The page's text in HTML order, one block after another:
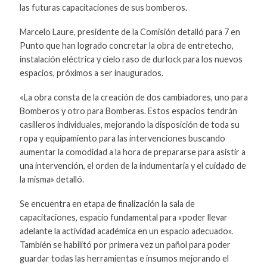
las futuras capacitaciones de sus bomberos.
Marcelo Laure, presidente de la Comisión detalló para 7 en
Punto que han logrado concretar la obra de entretecho,
instalación eléctrica y cielo raso de durlock para los nuevos
espacios, próximos a ser inaugurados.
«La obra consta de la creación de dos cambiadores, uno para
Bomberos y otro para Bomberas. Estos espacios tendrán
casilleros individuales, mejorando la disposición de toda su
ropa y equipamiento para las intervenciones buscando
aumentar la comodidad a la hora de prepararse para asistir a
una intervención, el orden de la indumentaria y el cuidado de
la misma» detalló.
Se encuentra en etapa de finalización la sala de
capacitaciones, espacio fundamental para «poder llevar
adelante la actividad académica en un espacio adecuado».
También se habilitó por primera vez un pañol para poder
guardar todas las herramientas e insumos mejorando el